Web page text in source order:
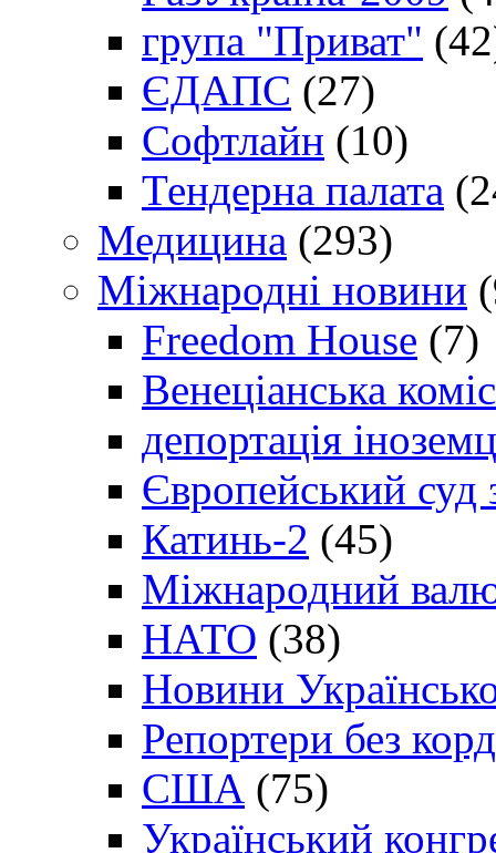
група "Приват"
ЄДАПС (27)
Софтлайн (10)
Тендерна палата
Медицина (293)
Міжнародні новини
Freedom House (7)
Венеціанська
депортація
Європейський
Катинь-2 (45)
Міжнародний
НАТО (38)
Новини
Репортери без
США (75)
Український